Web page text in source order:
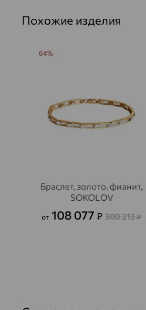
Похожие изделия
Браслет, золото, фианит,
SOKOLOV
от 108 077 ₽ 300 213₽
64%